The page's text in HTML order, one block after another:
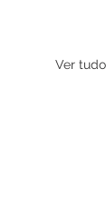
Ver tudo